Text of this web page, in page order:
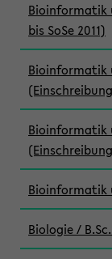
Bioinformatik
bis SoSe 2011)
Bioinformatik
Bioinformatik
Bioinformatik
Biologie /